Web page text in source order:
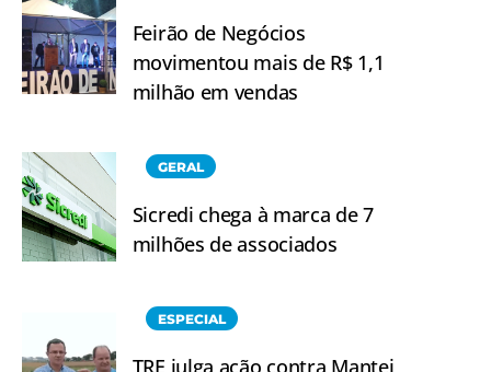
Feirão de Negócios
movimentou mais de R$ 1,1
milhão em vendas
GERAL
Sicredi chega à marca de 7
milhões de associados
ESPECIAL
TRE julga ação contra Mantei